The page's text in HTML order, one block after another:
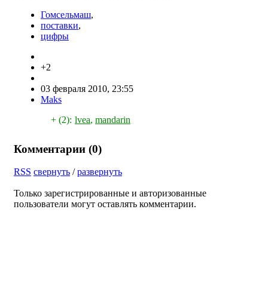
Гомсельмаш,
поставки,
цифры
+2
03 февраля 2010, 23:55
Maks
+ (2): lvea, mandarin
Комментарии (0)
RSS свернуть /развернуть
Только зарегистрированные и авторизованные
пользователи могут оставлять комментарии.